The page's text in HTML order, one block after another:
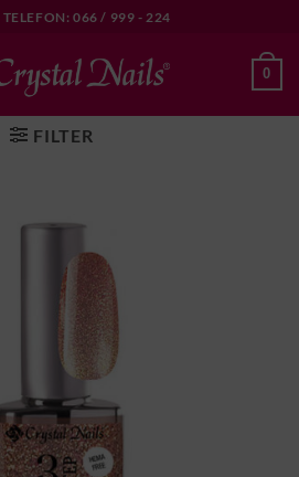
066 / 999 - 224
0
FILTER